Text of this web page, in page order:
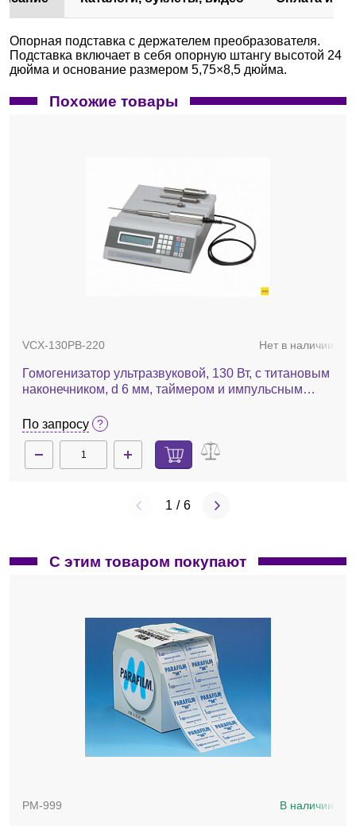
Опорная подставка с держателем преобразователя.
Подставка включает в себя опорную штангу высотой 24
дюйма и основание размером 5,75×8,5 дюйма.
Похожие товары
VCX-130PB-220 Нет в наличии
Гомогенизатор ультразвуковой, 130 Вт, с титановым
наконечником, d 6 мм, таймером и импульсным
По запросу
1 / 6
С этим товаром покупают
PM-999 В наличии